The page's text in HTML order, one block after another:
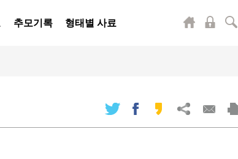
추모기록 형태별 사료